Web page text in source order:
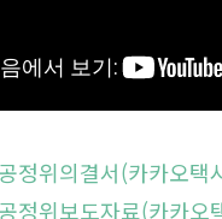
정위의결서(카카오택
정위보도자료(카카오